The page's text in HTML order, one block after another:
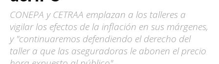
CONEPA y CETRAA emplazan a los talleres a
vigilar los efectos de la inflación en sus márgenes,
y "continuaremos defendiendo el derecho del
taller a que las aseguradoras le abonen el precio